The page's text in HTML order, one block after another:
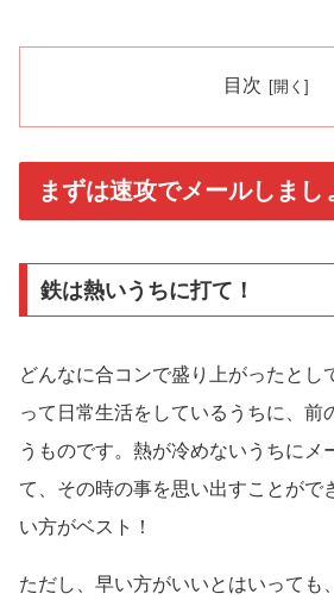
目次
まずは速攻でメールしまし
鉄は熱いうちに打て！
どんなに合コンで盛り上がったとし
って日常生活をしているうちに、前
うものです。熱が冷めないうちにメ
て、その時の事を思い出すことがで
い方がベスト！
ただし、早い方がいいとはいっても